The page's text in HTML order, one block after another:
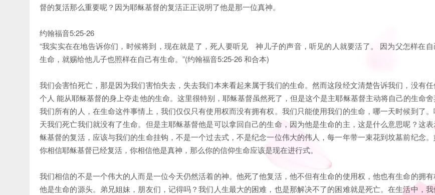
督的复活那么重要呢？因为耶稣基督的复活正正说明了他是那一位真神。
约翰福音5:25-26
“我实实在在地告诉你们，时候将到，现在就是了，死人要听见 神儿子的声音，听见的人就要活了。 因为父怎样在
生命，就赐给他儿子也照样在自己有生命。”(约翰福音5:25-26 和合本)
我们会害怕死亡，那是因为我们害怕失去，失去我们本来看起来属于我们的生命。然而这段经文清楚告诉我们，没有任
个人 能从耶稣基督的身上夺走他的生命。这里很特别，耶稣基督虽然死了，但是这个是主耶稣基督主动将自己的生命
我们所有的人，在生命这件事情上，我们仅仅只有使用权而没有拥有权。我们只能使用我们的生命，哪一天时候到了。
天我们死亡我们就没有了生命。但是主耶稣基督他是可以拿回自己的生命，因为他是生命的主，这是什么意思呢？这
稣基督的复活，应该与我们的生命挂钩，不是一个过去式，不是纪念一位伟大的伟人，每一年带一束花到坟墓前纪念
你相信耶稣基督已经复活，你相信他是真神，那么你的信仰生命应该是现在进行式。
我们相信的不是一个伟大的人而是一位今天仍然活着的神。他死了他复活，他不但有生命的使用权，他也有生命的拥有
他是生命的源头。弟兄姐妹，朋友们，记得吗？我们人生最大的困难，也是那解决不了的困难就是死亡。在生活中，